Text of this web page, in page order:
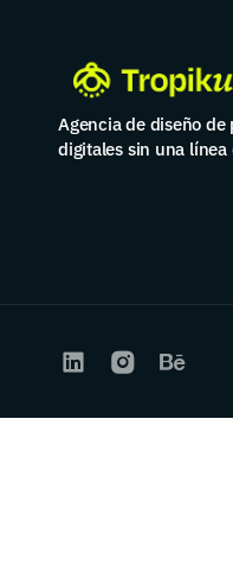
Agencia de diseño
digitales sin una línea